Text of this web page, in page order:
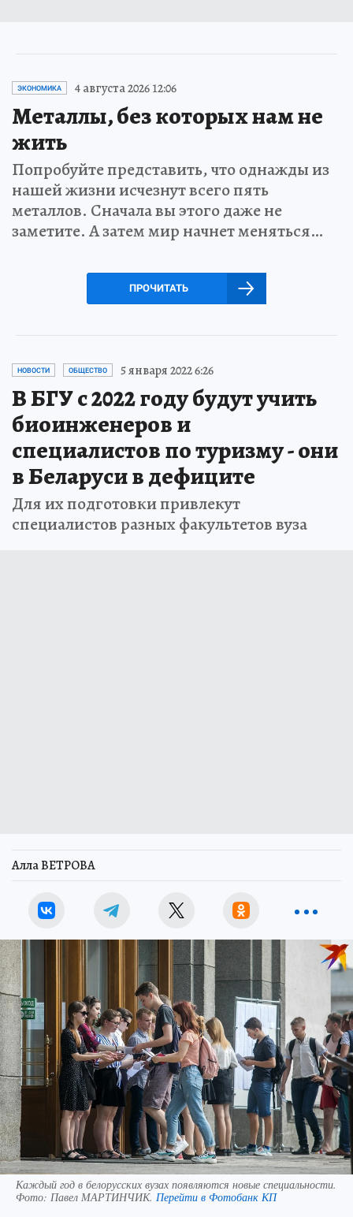
ЭКОНОМИКА 4 августа 2026 12:06
Металлы, без которых нам не
жить
Попробуйте представить, что однажды из
нашей жизни исчезнут всего пять
металлов. Сначала вы этого даже не
заметите. А затем мир начнет меняться…
ПРОЧИТАТЬ
НОВОСТИ ОБЩЕСТВО 5 января 2022 6:26
В БГУ с 2022 году будут учить
биоинженеров и
специалистов по туризму - они
в Беларуси в дефиците
Для их подготовки привлекут
специалистов разных факультетов вуза
Алла ВЕТРОВА
Каждый год в белорусских вузах появляются новые специальности.
Фото: Павел МАРТИНЧИК. Перейти в Фотобанк КП